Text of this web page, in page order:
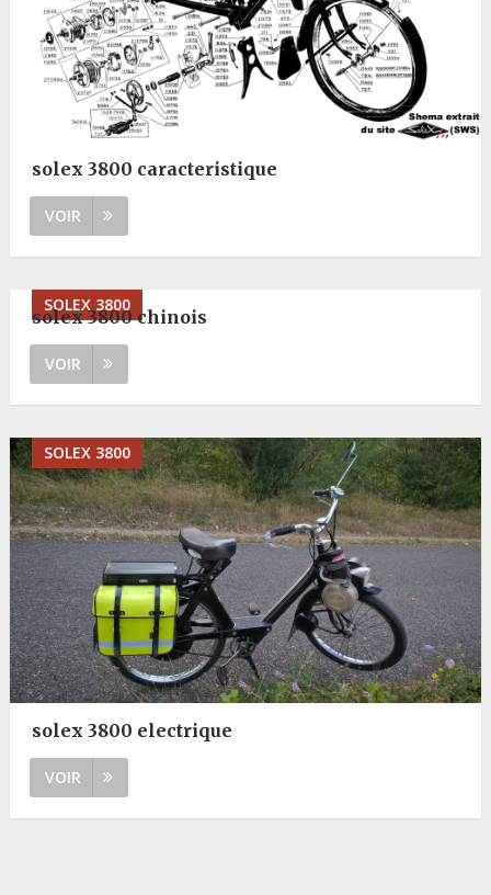
solex 3800 caracteristique
VOIR
SOLEX 3800
solex 3800 chinois
VOIR
SOLEX 3800
solex 3800 electrique
VOIR